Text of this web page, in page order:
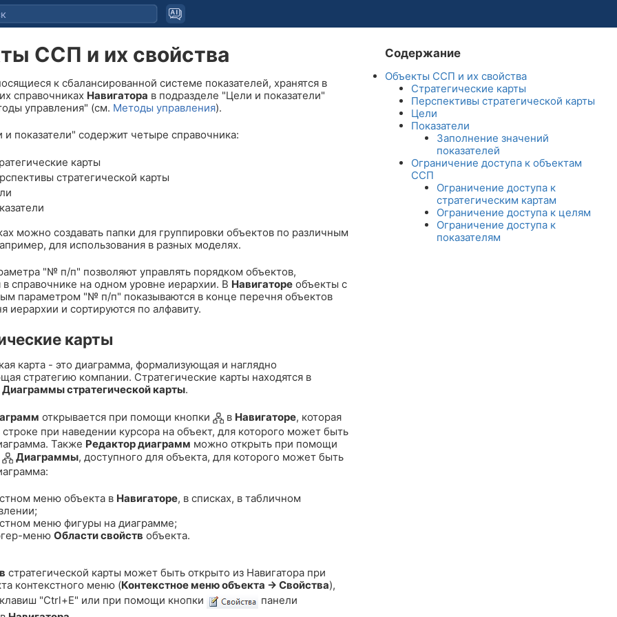
ССП и их свойства
к сбалансированной системе показателей, хранятся в
справочниках Навигатора в подразделе "Цели и показатели"
управления" (см. Методы управления).
и показатели" содержит четыре справочника:
карты
стратегической карты
можно создавать папки для группировки объектов по различным
для использования в разных моделях.
"№ п/п" позволяют управлять порядком объектов,
справочнике на одном уровне иерархии. В Навигаторе объекты с
параметром "№ п/п" показываются в конце перечня объектов
иерархии и сортируются по алфавиту.
карты
карта - это диаграмма, формализующая и наглядно
стратегию компании. Стратегические карты находятся в
Диаграммы стратегической карты.
открывается при помощи кнопки в Навигаторе, которая
строке при наведении курсора на объект, для которого может быть
Также Редактор диаграмм можно открыть при помощи
Диаграммы, доступного для объекта, для которого может быть
меню объекта в Навигаторе, в списках, в табличном
меню фигуры на диаграмме;
меню Области свойств объекта.
стратегической карты может быть открыто из Навигатора при
контекстного меню (Контекстное меню объекта → Свойства),
"Ctrl+E" или при помощи кнопки
панели
Содержание
Объекты ССП и их свойства
Стратегические карты
Перспективы стратегической карты
Цели
Показатели
Заполнение значений
показателей
Ограничение доступа к объектам
ССП
Ограничение доступа к
стратегическим картам
Ограничение доступа к целям
Ограничение доступа к
показателям